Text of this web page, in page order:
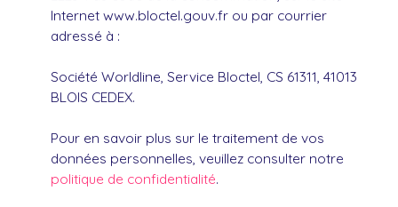
Internet www.bloctel.gouv.fr ou par courrier
adressé à :
Société Worldline, Service Bloctel, CS 61311, 41013
BLOIS CEDEX.
Pour en savoir plus sur le traitement de vos
données personnelles, veuillez consulter notre
politique de confidentialité.